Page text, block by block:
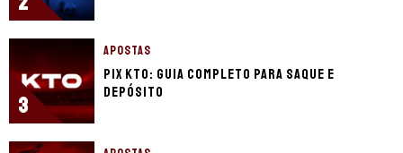
3
APOSTAS
Pix KTO: guia completo para saque e
depósito